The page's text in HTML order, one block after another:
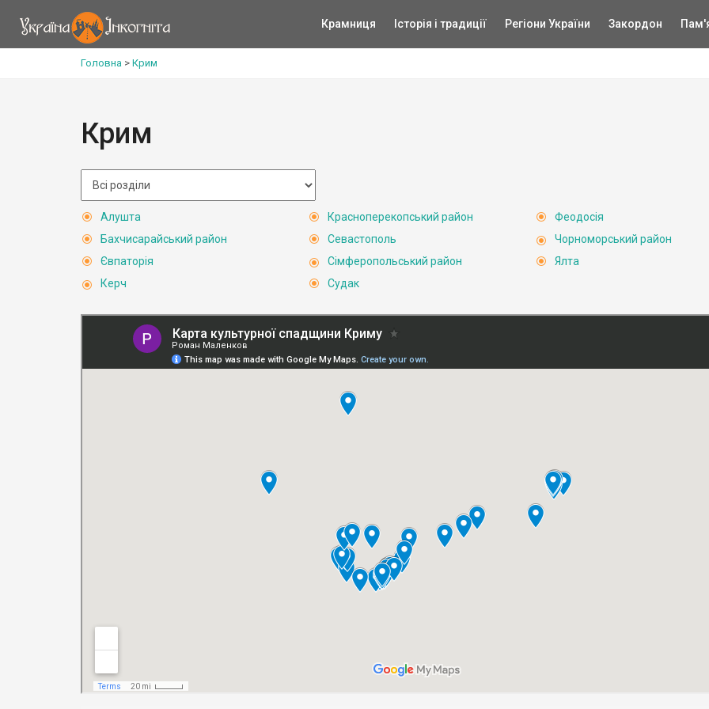
Крамниця Історія і традиції Регіони України Закордон
Головна > Крим
Крим
Алушта
Бахчисарайський район
Євпаторія
Керч
Красноперекопський район
Севастополь
Сімферопольський район
Судак
Феодосія
Чорноморський район
Ялта